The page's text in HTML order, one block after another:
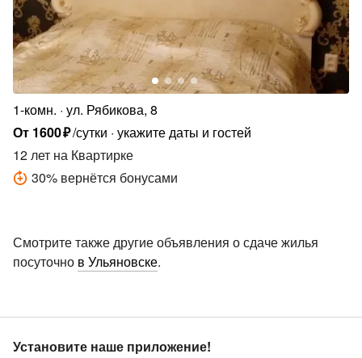
1-комн. ул. Рябикова, 8
От 1600₽/сутки укажите даты и гостей
12 лет на Квартирке
30% вернётся бонусами
Смотрите также другие объявления о сдаче жилья
посуточно в Ульяновске.
Установите наше приложение!